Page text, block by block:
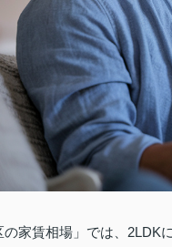
の家賃相場」では、